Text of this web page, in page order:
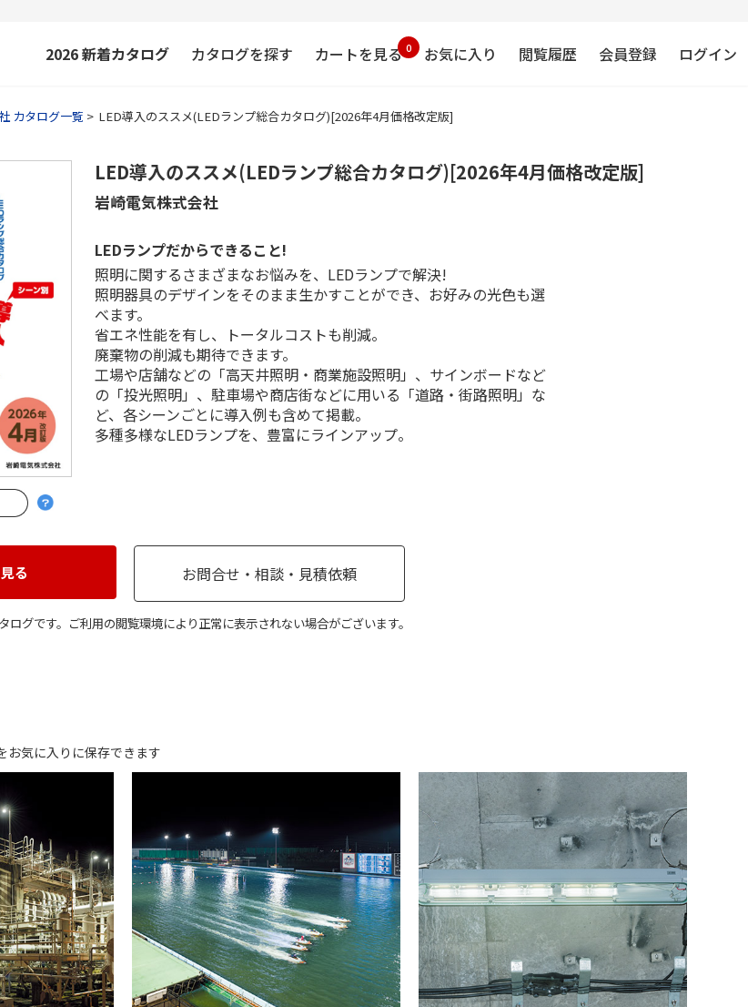
2026新着カタログ カタログを探す カートを見る 0 お気に入り 閲覧履歴 会員登録 ログイン
カタログ一覧 LED導入のススメ(LEDランプ総合カタログ)[2026年4月価格改定版]
LED導入のススメ(LEDランプ総合カタログ)[2026年4月価格改定版]
岩崎電気株式会社
LEDランプだからできること!
照明に関するさまざまなお悩みを、LEDランプで解決!
照明器具のデザインをそのまま生かすことができ、お好みの光色も選
べます。
省エネ性能を有し、トータルコストも削減。
廃棄物の削減も期待できます。
工場や店舗などの「高天井照明・商業施設照明」、サインボードなど
の「投光照明」、駐車場や商店街などに用いる「道路・街路照明」な
ど、各シーンごとに導入例も含めて掲載。
多種多様なLEDランプを、豊富にラインアップ。
る お問合せ・相談・見積依頼
グです。ご利用の閲覧環境により正常に表示されない場合がございます。
お気に入りに保存できます